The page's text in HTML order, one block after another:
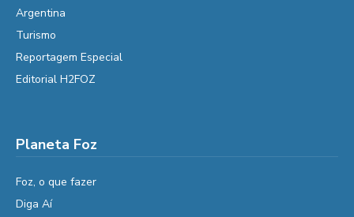
Argentina
Turismo
Reportagem Especial
Editorial H2FOZ
Planeta Foz
Foz, o que fazer
Diga Aí